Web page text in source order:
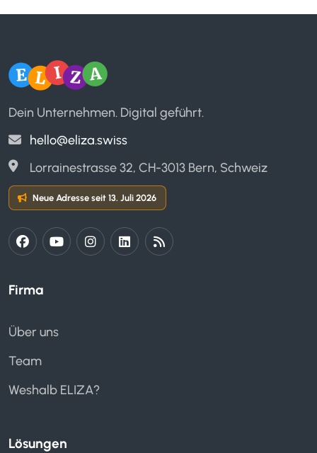
Firma
Über uns
Team
Weshalb ELIZA?
Lösungen
Dein Unternehmen. Digital geführt.
hello@eliza.swiss
Lorrainestrasse 32, CH-3013 Bern, Schweiz
Neue Adresse seit 13. Juli 2026